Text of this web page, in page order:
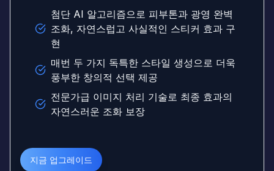
첨단 AI 알고리즘으로 피부톤과 광영 완벽
조화, 자연스럽고 사실적인 스티커 효과 구
현
매번 두 가지 독특한 스타일 생성으로 더욱
풍부한 창의적 선택 제공
전문가급 이미지 처리 기술로 최종 효과의
자연스러운 조화 보장
지금 업그레이드